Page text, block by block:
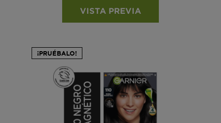
VISTA PREVIA
¡PRUÉBALO!